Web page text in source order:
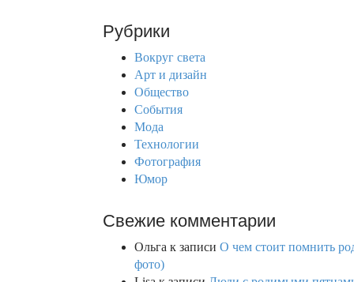
c
Рубрики
Вокруг света
Арт и дизайн
Общество
События
Мода
Технологии
Фотография
Юмор
Свежие комментарии
Ольга к записи О чем стоит помнить
фото)